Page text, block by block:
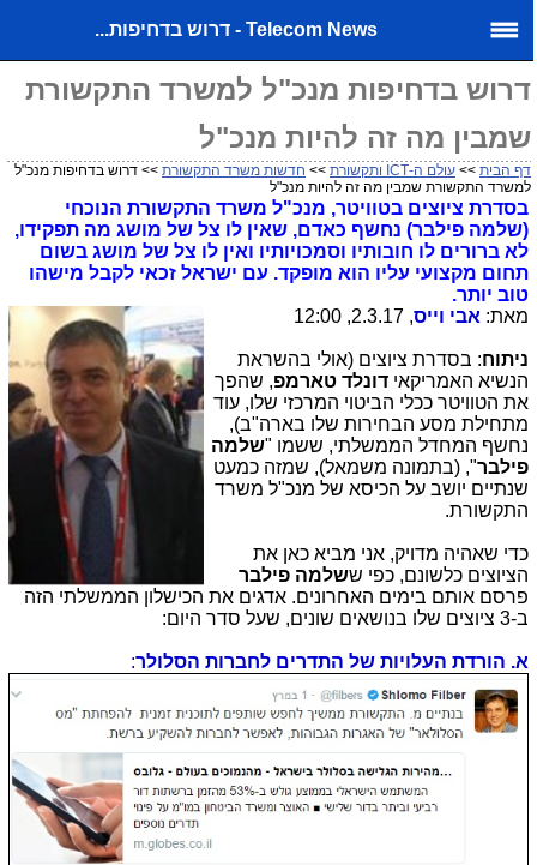
Telecom News - דרוש בדחיפות...
דרוש בדחיפות מנכ"ל למשרד התקשורת
שמבין מה זה להיות מנכ"ל
דף הבית>> עולם ה-ICT ותקשורת >> חדשות משרד התקשורת>> דרוש בדחיפות מנכ"ל
למשרד התקשורת שמבין מה זה להיות מנכ"ל
בסדרת ציוצים בטוויטר, מנכ"ל משרד התקשורת הנוכחי
(שלמה פילבר) נחשף כאדם, שאין לו צל של מושג מה תפקידו,
לא ברורים לו חובותיו וסמכויותיו ואין לו צל של מושג בשום
תחום מקצועי עליו הוא מופקד. עם ישראל זכאי לקבל מישהו
טוב יותר.
מאת: אבי וייס, 2.3.17, 12:00
ניתוח: בסדרת ציוצים (אולי בהשראת
הנשיא האמריקאי דונלד טארמפ, שהפך
את הטוויטר ככלי הביטוי המרכזי שלו, עוד
מתחילת מסע הבחירות שלו בארה"ב),
נחשף המחדל הממשלתי, ששמו "שלמה
פילבר", (בתמונה משמאל), שמזה כמעט
שנתיים יושב על הכיסא של מנכ"ל משרד
התקשורת.
כדי שאהיה מדויק, אני מביא כאן את
הציוצים כלשונם, כפי ששלמה פילבר
פרסם אותם בימים האחרונים. אדגים את הכישלון הממשלתי הזה
ב-3 ציוצים שלו בנושאים שונים, שעל סדר היום:
א. הורדת העלויות של התדרים לחברות הסלולר: